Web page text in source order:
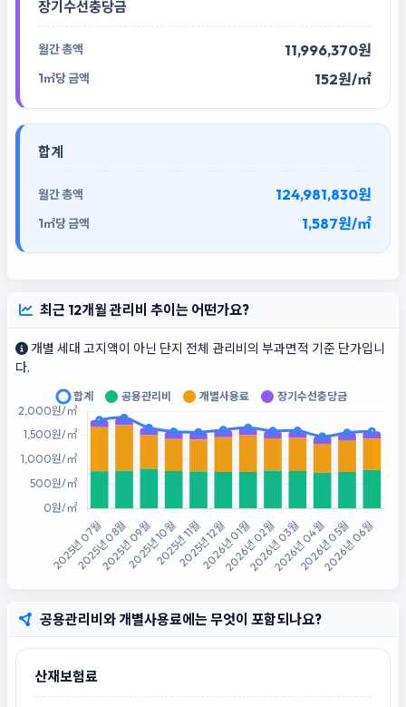
장기수선충당금
11,996,370원
152원/㎡
합계
124,981,830원
1,587원/㎡
최근 12개월 관리비 추이는 어떤가요?
개별 세대 고지액이 아닌 단지 전체 관리비의 부과면적 기준 단가입니
다.
공용관리비와 개별사용료에는 무엇이 포함되나요?
산재보험료